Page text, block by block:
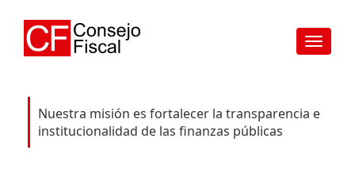
Toggle
Nuestra misión es fortalecer la transparencia e
institucionalidad de las finanzas públicas